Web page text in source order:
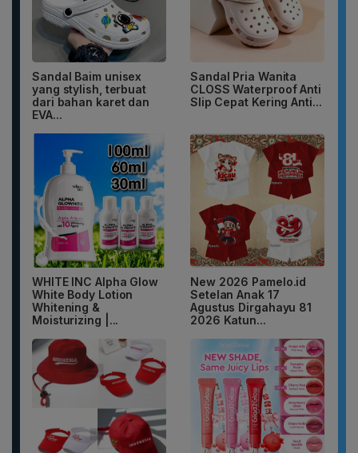
Sandal Baim unisex
yang stylish, terbuat
dari bahan karet dan
EVA...
Sandal Pria Wanita
CLOSS Waterproof Anti
Slip Cepat Kering Anti...
WHITE INC Alpha Glow
White Body Lotion
Whitening &
Moisturizing |...
New 2026 Pamelo.id
Setelan Anak 17
Agustus Dirgahayu 81
2026 Katun...